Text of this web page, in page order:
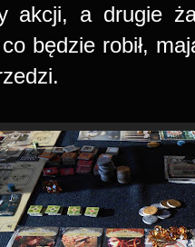
akcji, a drugie
będzie robił,